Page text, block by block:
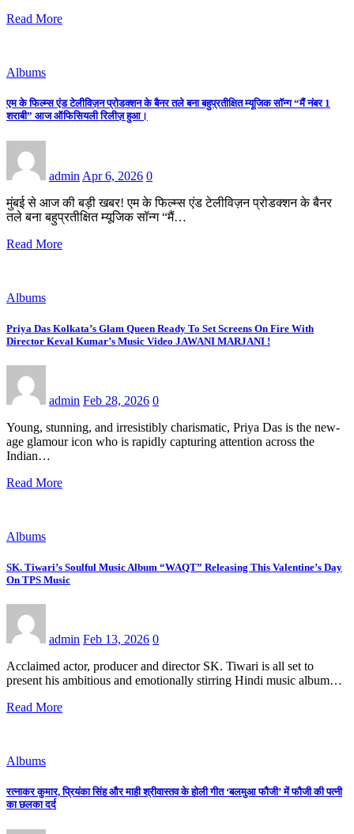
Read More
Albums
एम के फिल्म्स एंड टेलीविज़न प्रोडक्शन के बैनर तले बना बहुप्रतीक्षित म्यूजिक सॉन्ग “मैं नंबर 1
शराबी” आज ऑफिसियली रिलीज़ हुआ।
admin Apr 6, 2026 0
मुंबई से आज की बड़ी खबर! एम के फिल्म्स एंड टेलीविज़न प्रोडक्शन के बैनर
तले बना बहुप्रतीक्षित म्यूजिक सॉन्ग “मैं…
Read More
Albums
Priya Das Kolkata’s Glam Queen Ready To Set Screens On Fire With
Director Keval Kumar’s Music Video JAWANI MARJANI !
admin Feb 28, 2026 0
Young, stunning, and irresistibly charismatic, Priya Das is the new-
age glamour icon who is rapidly capturing attention across the
Indian…
Read More
Albums
SK. Tiwari’s Soulful Music Album “WAQT” Releasing This Valentine’s Day
On TPS Music
admin Feb 13, 2026 0
Acclaimed actor, producer and director SK. Tiwari is all set to
present his ambitious and emotionally stirring Hindi music album…
Read More
Albums
रत्नाकर कुमार, प्रियंका सिंह और माही श्रीवास्तव के होली गीत ‘बलमुआ फौजी’ में फौजी की पत्नी
का छलका दर्द